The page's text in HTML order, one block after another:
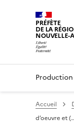
PRÉFÈTE
DE LA
NOUVELLE-
Accueil
d’oeuvre et